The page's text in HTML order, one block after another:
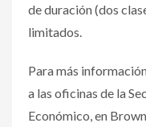
de duración (dos
limitados.
Para más
a las oficinas de la
Económico, en